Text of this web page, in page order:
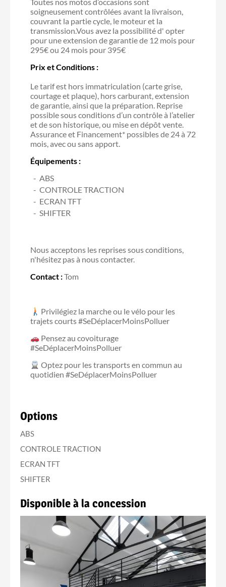
soigneusement contrôlées avant la livraison,
couvrant la partie cycle, le moteur et la
transmission.Vous avez la possibilité d' opter
pour une extension de garantie de 12 mois pour
295€ ou 24 mois pour 395€
Prix et Conditions :
Le tarif est hors immatriculation (carte grise,
courtage et plaque), hors carburant, extension
de garantie, ainsi que la préparation. Reprise
possible sous conditions d’un contrôle à l’atelier
et de son historique, ou mise en dépôt vente.
Assurance et Financement* possibles de 24 à 72
mois, avec ou sans apport.
Équipements :
ABS
CONTROLE TRACTION
ECRAN TFT
SHIFTER
Nous acceptons les reprises sous conditions,
n'hésitez pas à nous contacter.
Contact :Tom
Privilégiez la marche ou le vélo pour les
trajets courts #SeDéplacerMoinsPolluer
Pensez au covoiturage
#SeDéplacerMoinsPolluer
Optez pour les transports en commun au
quotidien #SeDéplacerMoinsPolluer
Options
ABS
CONTROLE TRACTION
ECRAN TFT
SHIFTER
Disponible à la concession